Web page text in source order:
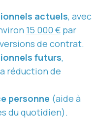
actuels, avec
15 000 € par
de contrat.
futurs,
réduction de
personne (aide à
du quotidien).